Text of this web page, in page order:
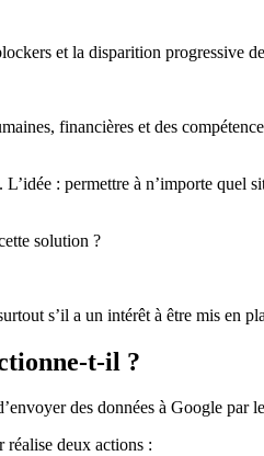
et la disparition progressive
financières et des
. L’idée : permettre à n’importe quel
solution ?
s’il a un intérêt à être mis en
t-il ?
des données à Google
réalise deux actions :